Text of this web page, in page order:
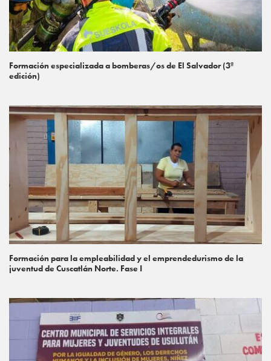
Formación especializada a bomberas/os de El Salvador (3ª
edición)
Formación para la empleabilidad y el emprendedurismo de la
juventud de Cuscatlán Norte. Fase I